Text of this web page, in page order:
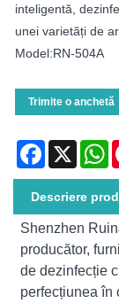
inteligentă,
unei varietăți de
Model:RN-504A
Trimite o anchetă
Facebook
X
Descriere
Shenzhen
producător,
de dezinfecție
perfecțiunea în